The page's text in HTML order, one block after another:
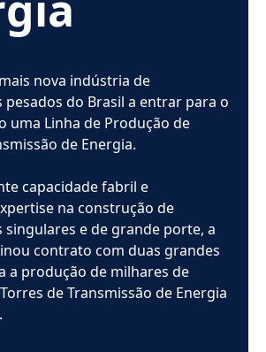
mais nova indústria de
do Brasil a entrar para o
uma Linha de Produção de
de Energia.
capacidade fabril e
na construção de
e de grande porte, a
contrato com duas grandes
a produção de milhares de
de Transmissão de Energia